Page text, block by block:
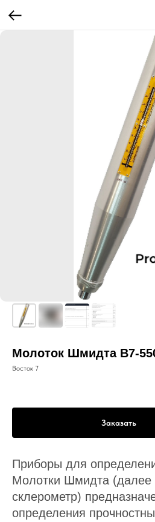
Молоток Шмидта В7-
Восток 7
Заказать
Приборы для
Молотки Шмидта (далее
склерометр)
определения